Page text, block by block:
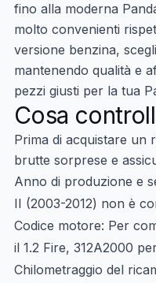
fino alla moderna
molto convenienti
versione benzina,
mantenendo qualità e
pezzi giusti per la tua
Cosa
Prima di acquistare un
brutte sorprese e
Anno di produzione e
II (2003-2012) non è
Codice motore: Per
il 1.2 Fire, 312A2000
Chilometraggio del